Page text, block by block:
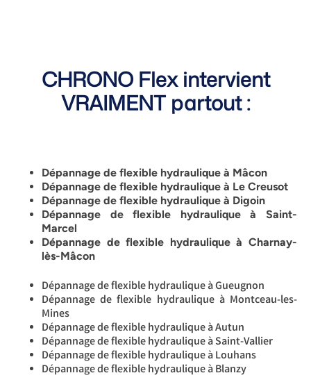
CHRONO Flex intervient
VRAIMENT partout :
Dépannage de flexible hydraulique à Mâcon
Dépannage de flexible hydraulique à Le Creusot
Dépannage de flexible hydraulique à Digoin
Dépannage de flexible hydraulique à Saint-
Marcel
Dépannage de flexible hydraulique à Charnay-
lès-Mâcon
Dépannage de flexible hydraulique à Gueugnon
Dépannage de flexible hydraulique à Montceau-les-
Mines
Dépannage de flexible hydraulique à Autun
Dépannage de flexible hydraulique à Saint-Vallier
Dépannage de flexible hydraulique à Louhans
Dépannage de flexible hydraulique à Blanzy